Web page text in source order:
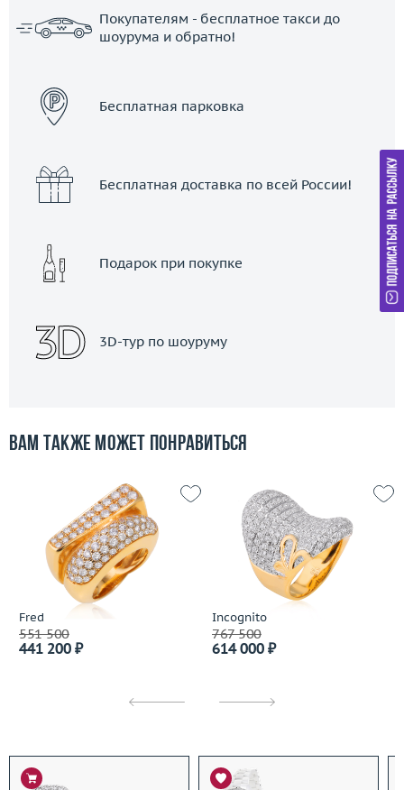
Покупателям - бесплатное такси до
шоурума и обратно!
Бесплатная парковка
Бесплатная доставка по всей России!
Подарок при покупке
3D-тур по шоуруму
Вам также может понравиться
Fred
551 500
441 200 ₽
Incognito
767 500
614 000 ₽